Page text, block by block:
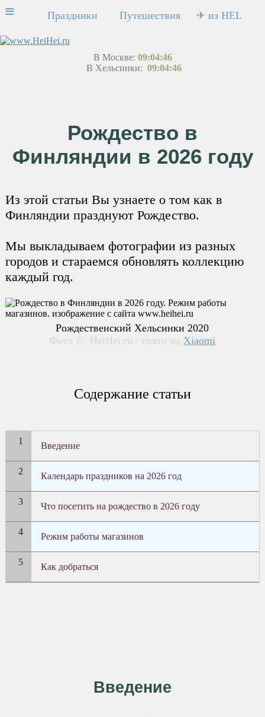
≡ Праздники Путешествия ✈ из HEL
В Москве: 09:04:46
В Хельсинки: 09:04:46
Рождество в
Финляндии в 2026 году
Из этой статьи Вы узнаете о том как в
Финляндии празднуют Рождество.
Мы выкладываем фотографии из разных
городов и стараемся обновлять коллекцию
каждый год.
Рождественский Хельсинки 2020
Фото ©: HeiHei.ru / снято наXiaomi
Содержание статьи
Введение
Календарь праздников на 2026 год
Что посетить на рождество в 2026 году
Режим работы магазинов
Как добраться
Введение